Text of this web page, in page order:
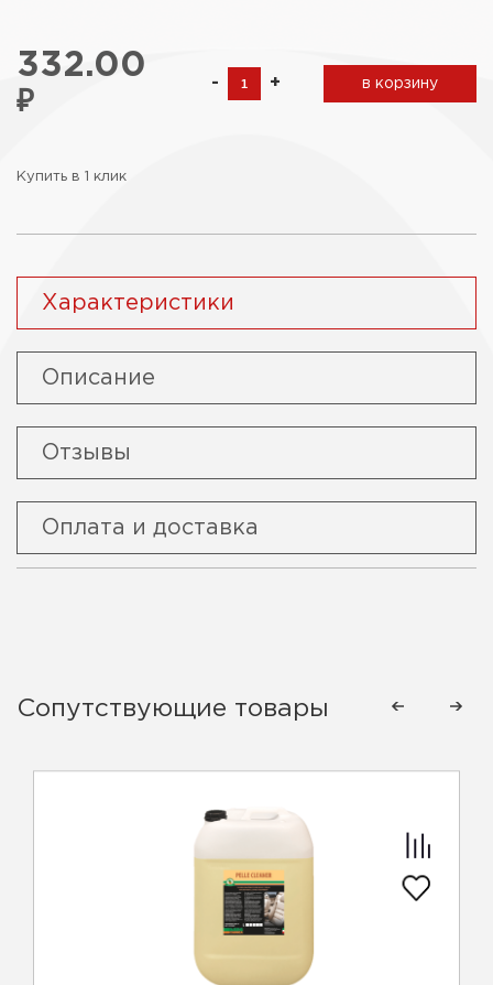
332.00
₽
- + в корзину
Купить в 1 клик
Характеристики
Описание
Отзывы
Оплата и доставка
Сопутствующие товары